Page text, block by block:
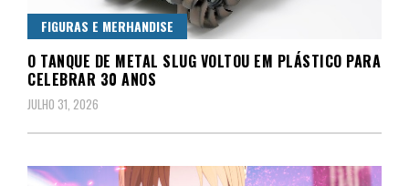
FIGURAS E MERHANDISE
O TANQUE DE METAL SLUG VOLTOU EM PLÁSTICO PARA
CELEBRAR 30 ANOS
JULHO 31, 2026